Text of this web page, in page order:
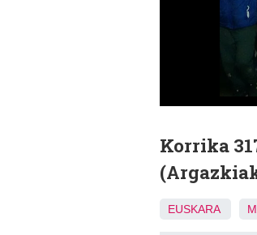
Korrika
EUSKARA